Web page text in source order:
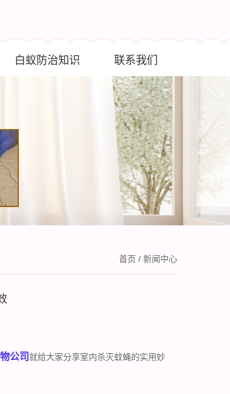
白蚁防治知识 联系我们
首页 / 新闻中心
公司就给大家分享室内杀灭蚊蝇的实用妙